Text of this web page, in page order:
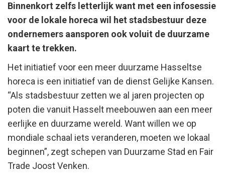
Binnenkort zelfs letterlijk want met een infosessie
voor de lokale horeca wil het stadsbestuur deze
ondernemers aansporen ook voluit de duurzame
kaart te trekken.
Het initiatief voor een meer duurzame Hasseltse
horeca is een initiatief van de dienst Gelijke Kansen.
“Als stadsbestuur zetten we al jaren projecten op
poten die vanuit Hasselt meebouwen aan een meer
eerlijke en duurzame wereld. Want willen we op
mondiale schaal iets veranderen, moeten we lokaal
beginnen”, zegt schepen van Duurzame Stad en Fair
Trade Joost Venken.